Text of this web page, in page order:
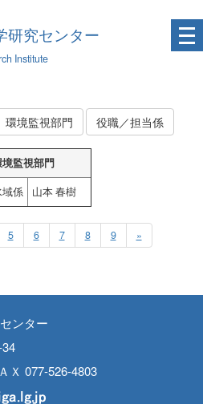
研究センター
Institute
環境監視部門 役職／担当係
境監視部門
係
山本 春樹
5 6 7 8 9 »
ンター
Ｘ 077-526-4803